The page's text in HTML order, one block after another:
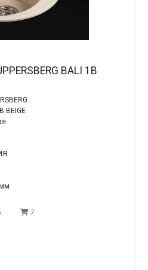
BALI 1B
BEIGE
7